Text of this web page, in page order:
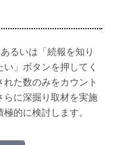
るいは「続報を知り
」ボタンを押してく
た数のみをカウント
らに深掘り取材を実施
的に検討します。